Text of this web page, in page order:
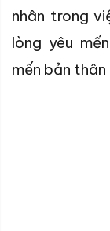
nhân trong
lòng yêu
mến bản